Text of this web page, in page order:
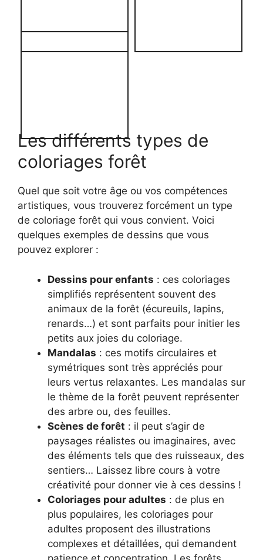
Les différents types de
coloriages forêt
Quel que soit votre âge ou vos compétences
artistiques, vous trouverez forcément un type
de coloriage forêt qui vous convient. Voici
quelques exemples de dessins que vous
pouvez explorer :
Dessins pour enfants : ces coloriages
simplifiés représentent souvent des
animaux de la forêt (écureuils, lapins,
renards…) et sont parfaits pour initier les
petits aux joies du coloriage.
Mandalas : ces motifs circulaires et
symétriques sont très appréciés pour
leurs vertus relaxantes. Les mandalas sur
le thème de la forêt peuvent représenter
des arbre ou, des feuilles.
Scènes de forêt : il peut s’agir de
paysages réalistes ou imaginaires, avec
des éléments tels que des ruisseaux, des
sentiers… Laissez libre cours à votre
créativité pour donner vie à ces dessins !
Coloriages pour adultes : de plus en
plus populaires, les coloriages pour
adultes proposent des illustrations
complexes et détaillées, qui demandent